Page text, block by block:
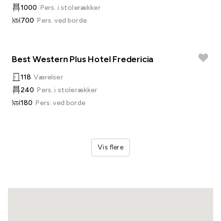
1000 Pers. i stolerækker
700 Pers. ved borde
Best Western Plus Hotel Fredericia
118 Værelser
240 Pers. i stolerækker
180 Pers. ved borde
Vis flere